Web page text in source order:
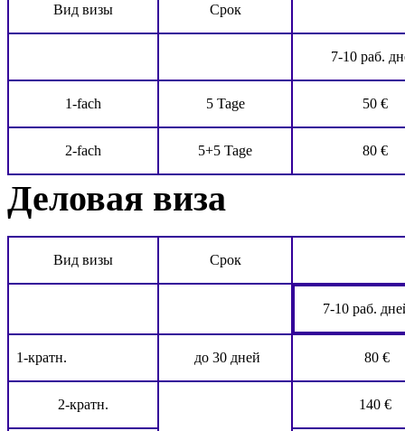
Вид визы Срок
7-10 раб.
1-fach 5 Tage 50 €
2-fach 5+5 Tage 80 €
Деловая виза
Вид визы Срок
7-10 раб.
1-кратн. до 30 дней 80 €
2-кратн. 140 €